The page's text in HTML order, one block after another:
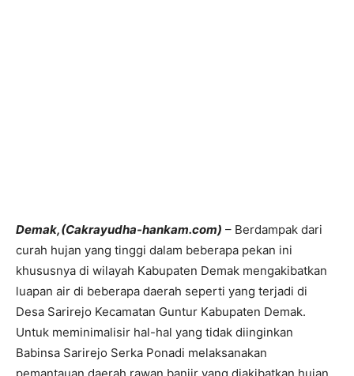
Demak,(Cakrayudha-hankam.com) – Berdampak dari
curah hujan yang tinggi dalam beberapa pekan ini
khususnya di wilayah Kabupaten Demak mengakibatkan
luapan air di beberapa daerah seperti yang terjadi di
Desa Sarirejo Kecamatan Guntur Kabupaten Demak.
Untuk meminimalisir hal-hal yang tidak diinginkan
Babinsa Sarirejo Serka Ponadi melaksanakan